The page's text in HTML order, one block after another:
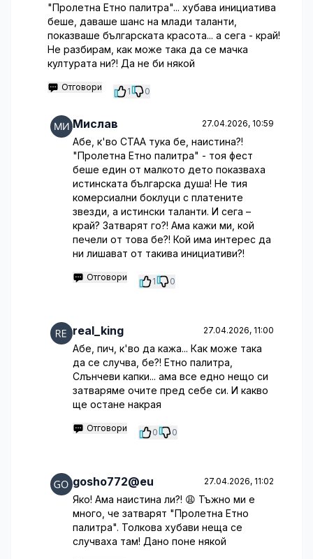
"Пролетна Етно палитра"... хубава инициатива
беше, даваше шанс на млади таланти,
показваше българската красота... а сега - край!
Не разбирам, как може така да се мачка
културата ни?! Да не би някой
Отговори 1 0
Мислав 27.04.2026, 10:59
Абе, к'во СТАА тука бе, наистина?!
"Пролетна Етно палитра" - тоя фест
беше един от малкото дето показваха
истинската българска душа! Не тия
комерсиални боклуци с платените
звезди, а истински таланти. И сега –
край? Затварят го?! Ама кажи ми, кой
печели от това бе?! Кой има интерес да
ни лишават от такива инициативи?!
Отговори 1 0
real_king 27.04.2026, 11:00
Абе, пич, к'во да кажа... Как може така
да се случва, бе?! Етно палитра,
Слънчеви капки... ама все едно нещо си
затваряме очите пред себе си. И какво
ще остане накрая
Отговори 0 0
gosho772@eu 27.04.2026, 11:02
Яко! Ама наистина ли?! 😩 Тъжно ми е
много, че затварят "Пролетна Етно
палитра". Толкова хубави неща се
случваха там! Дано поне някой